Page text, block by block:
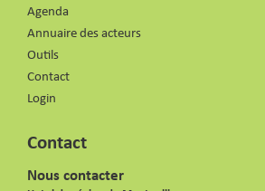
Agenda
Annuaire des acteurs
Outils
Contact
Login
Contact
Nous contacter